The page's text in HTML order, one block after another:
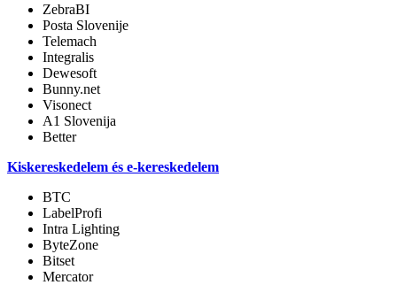
ZebraBI
Posta Slovenije
Telemach
Integralis
Dewesoft
Bunny.net
Visonect
A1 Slovenija
Better
Kiskereskedelem és e-kereskedelem
BTC
LabelProfi
Intra Lighting
ByteZone
Bitset
Mercator